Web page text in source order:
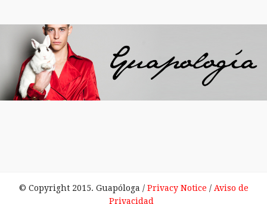
© Copyright 2015. Guapóloga / Privacy Notice / Aviso de
Privacidad